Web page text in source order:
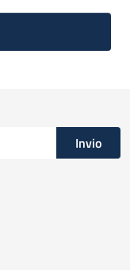
Invio